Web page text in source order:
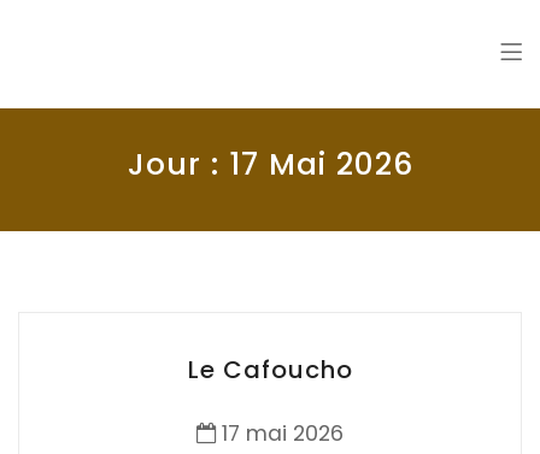
Jour : 17 Mai 2026
Le Cafoucho
17 mai 2026